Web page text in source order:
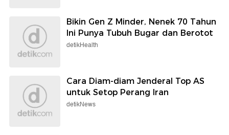
Bikin Gen Z Minder, Nenek 70 Tahun
Ini Punya Tubuh Bugar dan Berotot
detikHealth
Cara Diam-diam Jenderal Top AS
untuk Setop Perang Iran
detikNews